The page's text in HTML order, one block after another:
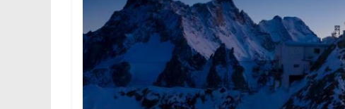
assouvir
leur
passion,
tout
en
profitant